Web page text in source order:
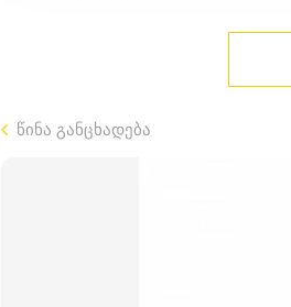
წინა განცხადება